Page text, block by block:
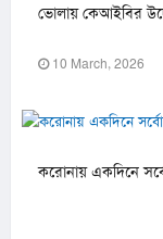
ভোলায় কেআইবির
10 March, 2026
করোনায় একদিনে